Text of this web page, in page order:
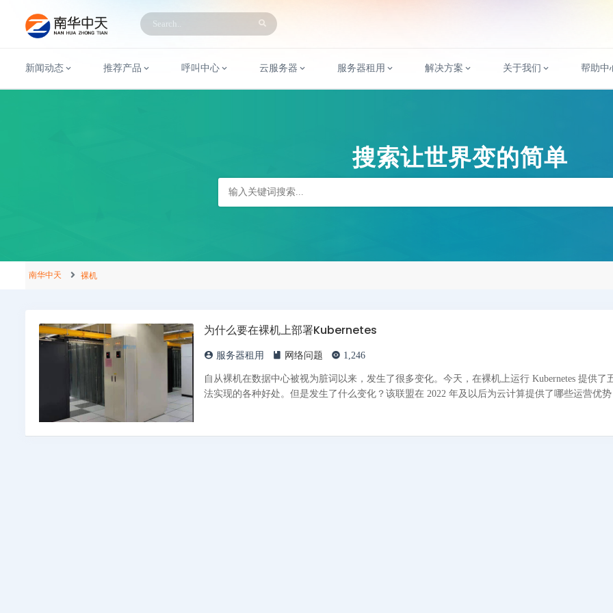
新闻动态 推荐产品 呼叫中心 云服务器 服务器租用 解决方案 关于我们 帮助中
搜索让世界变的简单
南华中天 裸机
为什么要在裸机上部署Kubernetes
服务器租用 网络问题 1,246
自从裸机在数据中心被视为脏词以来，发生了很多变化。今天，在裸机上运行 Kubernetes 提供了
法实现的各种好处。但是发生了什么变化？该联盟在 2022 年及以后为云计算提供了哪些运营优